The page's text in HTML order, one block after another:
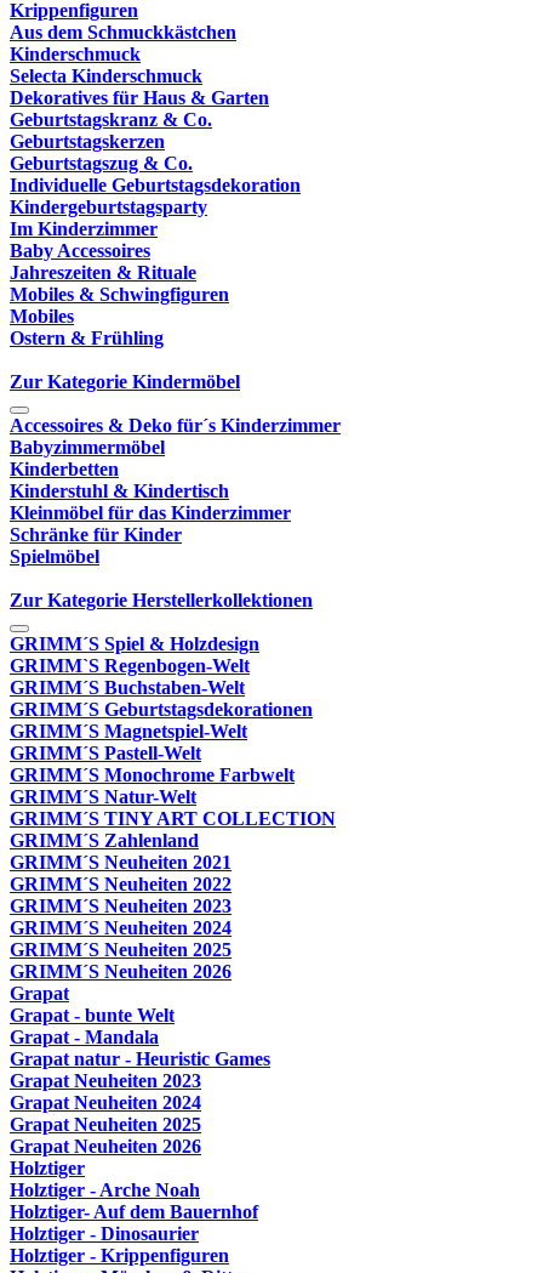
Krippenfiguren
Aus dem Schmuckkästchen
Kinderschmuck
Selecta Kinderschmuck
Dekoratives für Haus & Garten
Geburtstagskranz & Co.
Geburtstagskerzen
Geburtstagszug & Co.
Individuelle Geburtstagsdekoration
Kindergeburtstagsparty
Im Kinderzimmer
Baby Accessoires
Jahreszeiten & Rituale
Mobiles & Schwingfiguren
Mobiles
Ostern & Frühling
Zur Kategorie Kindermöbel
Accessoires & Deko für´s Kinderzimmer
Babyzimmermöbel
Kinderbetten
Kinderstuhl & Kindertisch
Kleinmöbel für das Kinderzimmer
Schränke für Kinder
Spielmöbel
Zur Kategorie Herstellerkollektionen
GRIMM´S Spiel & Holzdesign
GRIMM`S Regenbogen-Welt
GRIMM´S Buchstaben-Welt
GRIMM´S Geburtstagsdekorationen
GRIMM´S Magnetspiel-Welt
GRIMM´S Pastell-Welt
GRIMM´S Monochrome Farbwelt
GRIMM´S Natur-Welt
GRIMM´S TINY ART COLLECTION
GRIMM´S Zahlenland
GRIMM´S Neuheiten 2021
GRIMM´S Neuheiten 2022
GRIMM´S Neuheiten 2023
GRIMM´S Neuheiten 2024
GRIMM´S Neuheiten 2025
GRIMM´S Neuheiten 2026
Grapat
Grapat - bunte Welt
Grapat - Mandala
Grapat natur - Heuristic Games
Grapat Neuheiten 2023
Grapat Neuheiten 2024
Grapat Neuheiten 2025
Grapat Neuheiten 2026
Holztiger
Holztiger - Arche Noah
Holztiger- Auf dem Bauernhof
Holztiger - Dinosaurier
Holztiger - Krippenfiguren